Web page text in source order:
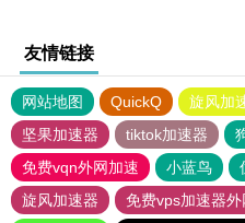
友情链接
网站地图 QuickQ 旋风加
坚果加速器
tiktok加速器
免费vqn外网加速
小蓝鸟
旋风加速器
免费vps加速器外